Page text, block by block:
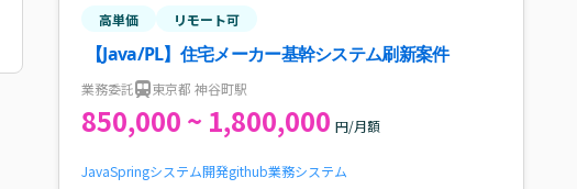
高単価 リモート可
【Java/PL】住宅メーカー基幹システム刷新案件
業務委託 東京都 神谷町駅
850,000 ~ 1,800,000 円/月額
JavaSpringシステム開発github業務システム